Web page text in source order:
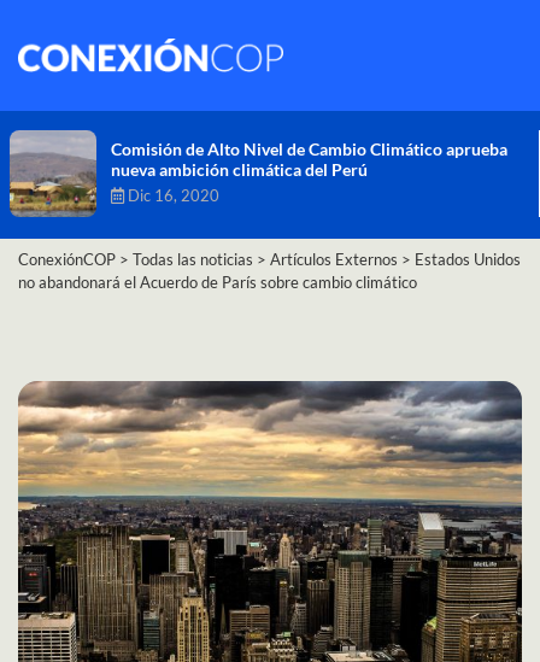
Comisión de Alto Nivel de Cambio Climático aprueba
nueva ambición climática del Perú
Dic 16, 2020
ConexiónCOP > Todas las noticias > Artículos Externos > Estados Unidos
no abandonará el Acuerdo de París sobre cambio climático